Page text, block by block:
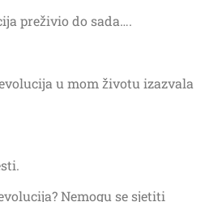
preživio do sada….
u mom životu izazvala
Nemogu se sjetiti